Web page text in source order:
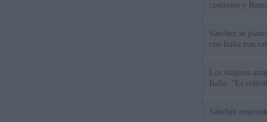
controles y
Sánchez se
con Italia tras
Los viajeros
Italia: “Es
Sánchez